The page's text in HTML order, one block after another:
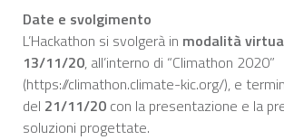
Date e svolgimento
L’Hackathon si svolgerà in modalità
13/11/20, all’interno di “Climathon 2020”
(https://climathon.climate-kic.org/), e
del 21/11/20 con la presentazione e la
soluzioni progettate.